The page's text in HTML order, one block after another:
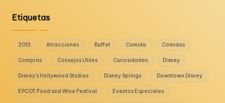
Etiquetas
2013 Atracciones Buffet Comida Comidas
Compras Consejos Utiles Curiosidades Disney
Disney's Hollywood Studios Disney Springs Downtown Disney
EPCOT Food and Wine Festival Eventos Especiales